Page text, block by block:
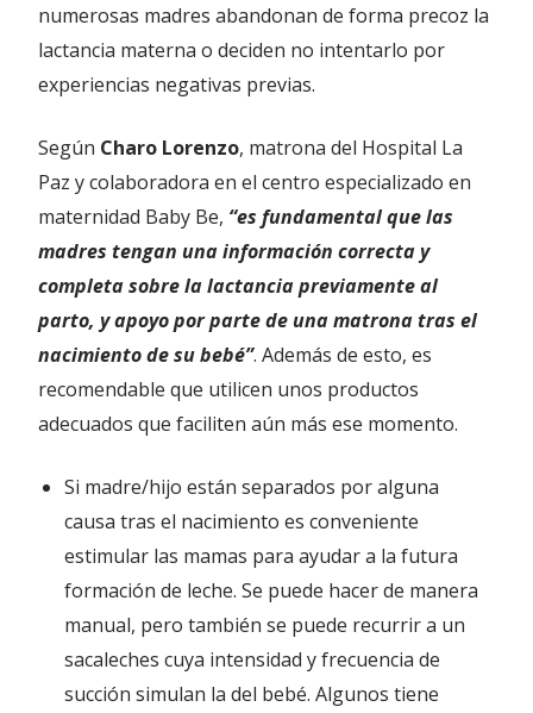
numerosas madres abandonan de forma precoz la
lactancia materna o deciden no intentarlo por
experiencias negativas previas.
Según Charo Lorenzo, matrona del Hospital La
Paz y colaboradora en el centro especializado en
maternidad Baby Be, “es fundamental que las
madres tengan una información correcta y
completa sobre la lactancia previamente al
parto, y apoyo por parte de una matrona tras el
nacimiento de su bebé”. Además de esto, es
recomendable que utilicen unos productos
adecuados que faciliten aún más ese momento.
Si madre/hijo están separados por alguna
causa tras el nacimiento es conveniente
estimular las mamas para ayudar a la futura
formación de leche. Se puede hacer de manera
manual, pero también se puede recurrir a un
sacaleches cuya intensidad y frecuencia de
succión simulan la del bebé. Algunos tiene